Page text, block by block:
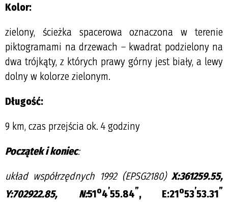
Kolor:
zielony, ścieżka spacerowa oznaczona w terenie
piktogramami na drzewach – kwadrat podzielony na
dwa trójkąty, z których prawy górny jest biały, a lewy
dolny w kolorze zielonym.
Długość:
9 km, czas przejścia ok. 4 godziny
Początek i koniec:
układ współrzędnych 1992 (EPSG2180) X:361259.55,
Y:702922.85,
N:51o4’55.84”, E:21o53’53.31”